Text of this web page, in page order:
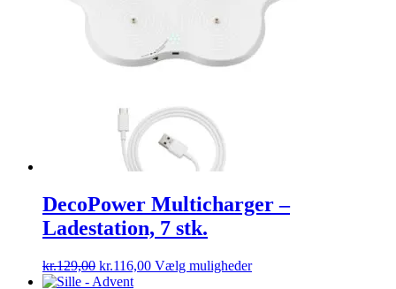
vælges
på
varesiden
DecoPower Multicharger –
Ladestation, 7 stk.
kr.129,00 Den
oprindelige
kr.116,00Den
Vælg mulighederDette